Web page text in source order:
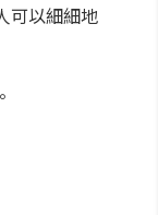
可以細細地